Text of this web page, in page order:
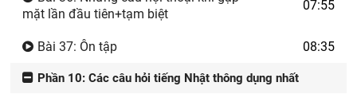
mặt lần đầu tiên+tạm biệt
07:55
Bài 37: Ôn tập 08:35
Phần 10: Các câu hỏi tiếng Nhật thông dụng nhất